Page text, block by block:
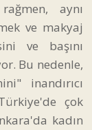
aynı
ve makyaj
ve başını
Bu nedenle,
inandırıcı
çok
kadın